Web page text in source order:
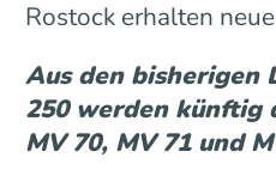
Rostock erhalten
Aus den bisherigen
250 werden künftig
MV 70, MV 71 und